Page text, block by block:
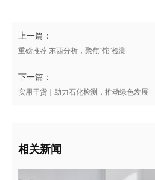
上一篇：
重磅推荐|东西分析，聚焦“铊”检测
下一篇：
实用干货｜助力石化检测，推动绿色发展
相关新闻